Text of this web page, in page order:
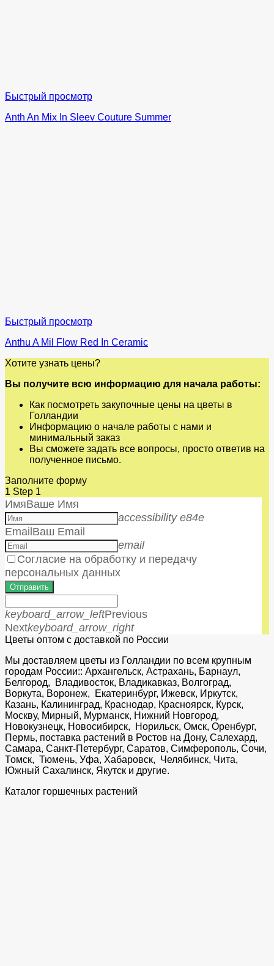
Быстрый просмотр
Anth An Mix In Sleev Couture Summer
Быстрый просмотр
Anthu A Mil Flow Red In Ceramic
Хотите узнать цены?
Вы получите всю информацию для начала работы:
Как посмотреть закупочные цены на цветы в
Голландии
Информацию о начале работы с нами и
минимальный заказ
Вы сможете задать все вопросы, просто ответив на
полученное письмо.
Заполните форму
1 Step 1
ИмяВаше Имя
accessibility e84e
EmailВаш Email
email
Согласие на обработку и передачу
персональных данных
Отправить
keyboard_arrow_leftPrevious
Nextkeyboard_arrow_right
Цветы оптом с доставкой по России
Мы доставляем цветы из Голландии по всем крупным
городам России:: Архангельск, Астрахань, Барнаул,
Белгород, Владивосток, Владикавказ, Волгоград,
Воркута, Воронеж, Екатеринбург, Ижевск, Иркутск,
Казань, Калининград, Краснодар, Красноярск, Курск,
Москву, Мирный, Мурманск, Нижний Новгород,
Новокузнецк, Новосибирск, Норильск, Омск, Оренбург,
Пермь, поставка растений в Ростов на Дону, Салехард,
Самара, Санкт-Петербург, Саратов, Симферополь, Сочи,
Томск, Тюмень, Уфа, Хабаровск, Челябинск, Чита,
Южный Сахалинск, Якутск и другие.
Каталог горшечных растений